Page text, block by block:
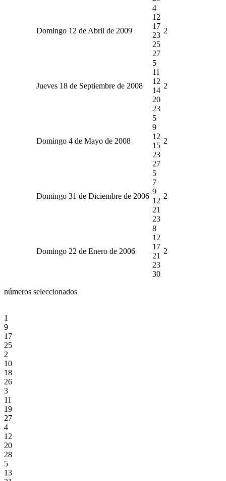
Domingo 12 de Abril de 2009
4
12
17
23
25
27
2
Jueves 18 de Septiembre de 2008
5
11
12
14
20
23
2
Domingo 4 de Mayo de 2008
5
9
12
15
23
27
2
Domingo 31 de Diciembre de 2006
5
7
9
12
21
23
2
Domingo 22 de Enero de 2006
8
12
17
21
23
30
2
números seleccionados
1
9
17
25
2
10
18
26
3
11
19
27
4
12
20
28
5
13